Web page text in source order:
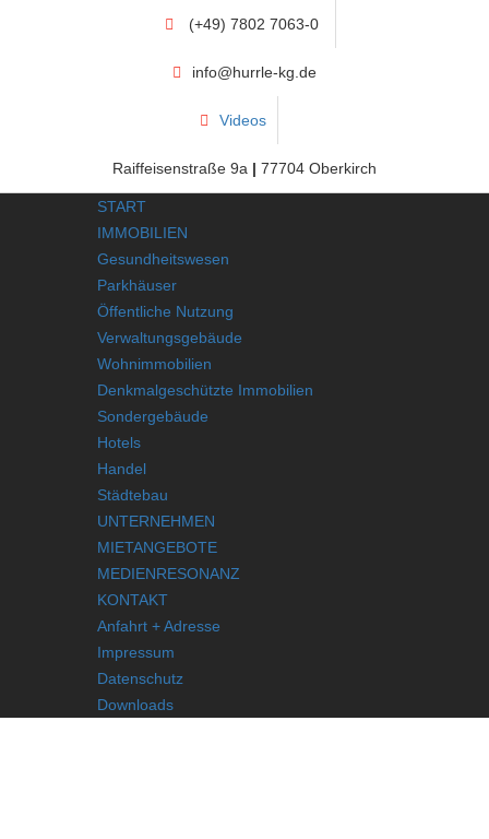
(+49) 7802 7063-0
info@hurrle-kg.de
Videos
Raiffeisenstraße 9a | 77704 Oberkirch
START
IMMOBILIEN
Gesundheitswesen
Parkhäuser
Öffentliche Nutzung
Verwaltungsgebäude
Wohnimmobilien
Denkmalgeschützte Immobilien
Sondergebäude
Hotels
Handel
Städtebau
UNTERNEHMEN
MIETANGEBOTE
MEDIENRESONANZ
KONTAKT
Anfahrt + Adresse
Impressum
Datenschutz
Downloads